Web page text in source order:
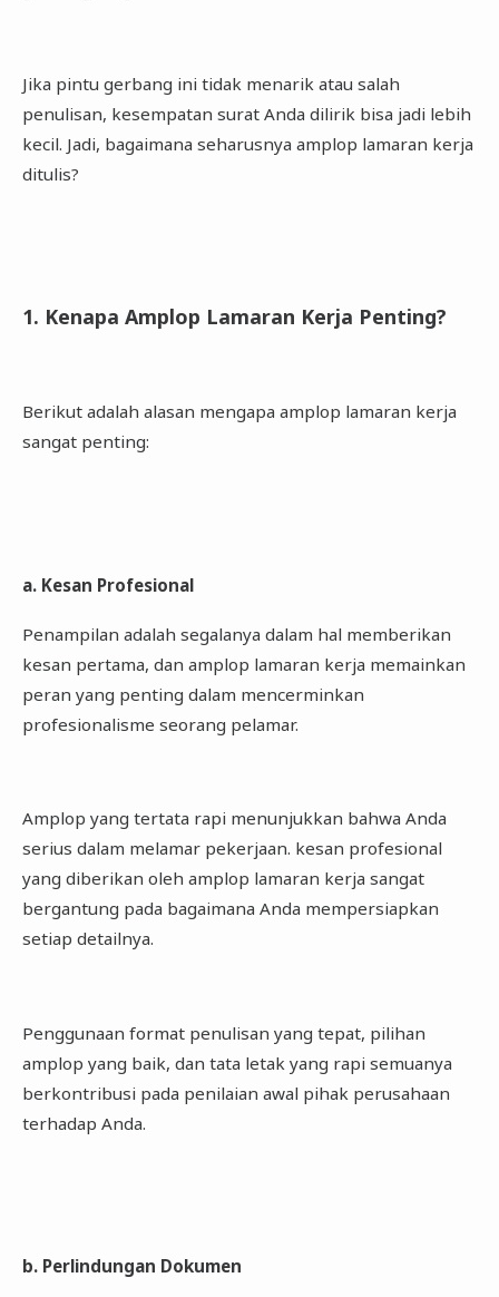
Jika pintu gerbang ini tidak menarik atau salah
penulisan, kesempatan surat Anda dilirik bisa jadi lebih
kecil. Jadi, bagaimana seharusnya amplop lamaran kerja
ditulis?
1. Kenapa Amplop Lamaran Kerja Penting?
Berikut adalah alasan mengapa amplop lamaran kerja
sangat penting:
a. Kesan Profesional
Penampilan adalah segalanya dalam hal memberikan
kesan pertama, dan amplop lamaran kerja memainkan
peran yang penting dalam mencerminkan
profesionalisme seorang pelamar.
Amplop yang tertata rapi menunjukkan bahwa Anda
serius dalam melamar pekerjaan. kesan profesional
yang diberikan oleh amplop lamaran kerja sangat
bergantung pada bagaimana Anda mempersiapkan
setiap detailnya.
Penggunaan format penulisan yang tepat, pilihan
amplop yang baik, dan tata letak yang rapi semuanya
berkontribusi pada penilaian awal pihak perusahaan
terhadap Anda.
b. Perlindungan Dokumen